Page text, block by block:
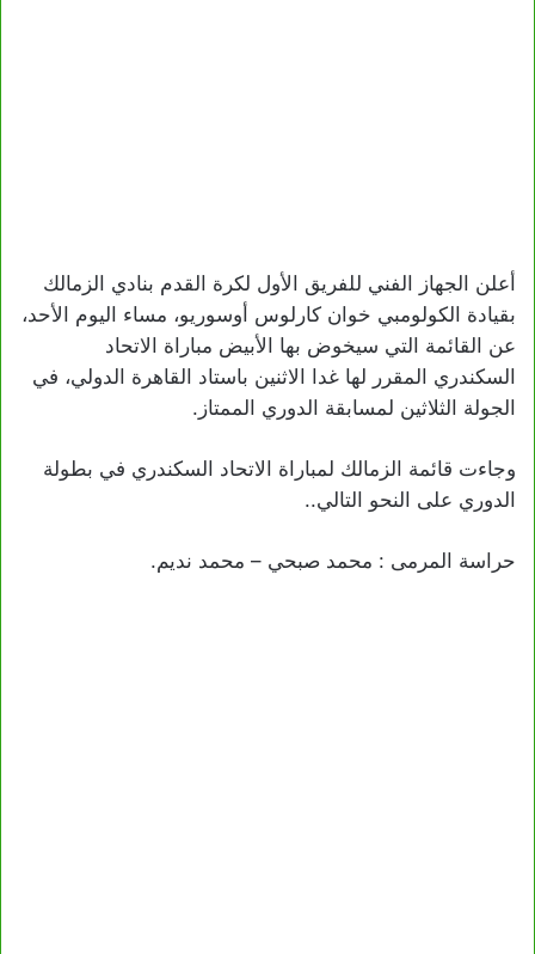
أعلن الجهاز الفني للفريق الأول لكرة القدم بنادي الزمالك
بقيادة الكولومبي خوان كارلوس أوسوريو، مساء اليوم الأحد،
عن القائمة التي سيخوض بها الأبيض مباراة الاتحاد
السكندري المقرر لها غدا الاثنين باستاد القاهرة الدولي، في
الجولة الثلاثين لمسابقة الدوري الممتاز.
وجاءت قائمة الزمالك لمباراة الاتحاد السكندري في بطولة
الدوري على النحو التالي..
حراسة المرمى : محمد صبحي – محمد نديم.